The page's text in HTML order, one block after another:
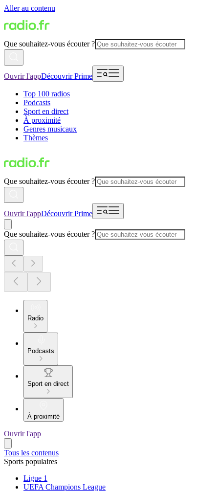
Aller au contenu
Que souhaitez-vous écouter ?
Ouvrir l'appDécouvrir Prime
Top 100 radios
Podcasts
Sport en direct
À proximité
Genres musicaux
Thèmes
Que souhaitez-vous écouter ?
Ouvrir l'appDécouvrir Prime
Que souhaitez-vous écouter ?
Radio
Podcasts
Sport en direct
À proximité
Ouvrir l'app
Tous les contenus
Sports populaires
Ligue 1
UEFA Champions League